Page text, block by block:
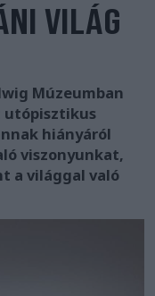
VILÁG
Múzeumban
utópisztikus
hiányáról
viszonyunkat,
a világgal való